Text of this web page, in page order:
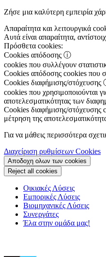
Ζήσε μια καλύτερη εμπειρία
Απαραίτητα και λειτουργικά
Αυτά είναι απαραίτητα,
Πρόσθετα cookies:
Cookies απόδοσης ⓘ
cookies που συλλέγουν
Cookies απόδοσης cookies που
Cookies διαφήμισης/στόχευσης
cookies που χρησιμοποιούνται
αποτελεσματικότητας των
Cookies διαφήμισης/στόχευσης
μέτρηση της
Για να μάθεις περισσότερα
Διαχείριση ρυθμίσεων Cookies
Αποδοχη ολων των cookies
Reject all cookies
Οικιακές Λύσεις
Εμπορικές Λύσεις
Βιομηχανικές Λύσεις
Συνεργάτες
Έλα στην ομάδα μας!